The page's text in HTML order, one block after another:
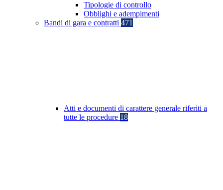
Tipologie di controllo
Obblighi e adempimenti
Bandi di gara e contratti 471
Atti e documenti di carattere generale riferiti a
tutte le procedure 18